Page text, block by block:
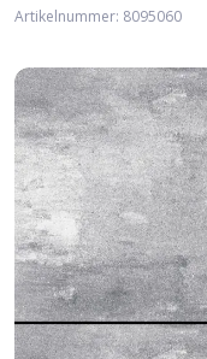
Artikelnummer: 8095060